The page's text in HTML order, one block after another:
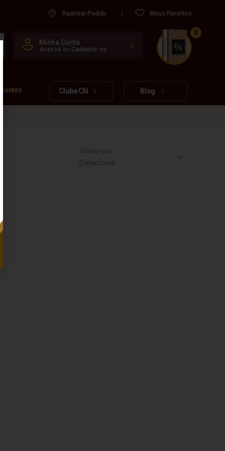
Rastrear Pedido Meus Favoritos
Minha Conta
Acesse ou Cadastre-se
www.cachacarianacional.com.br
CUIDADO FRÁGIL
0
Clube CN Blog